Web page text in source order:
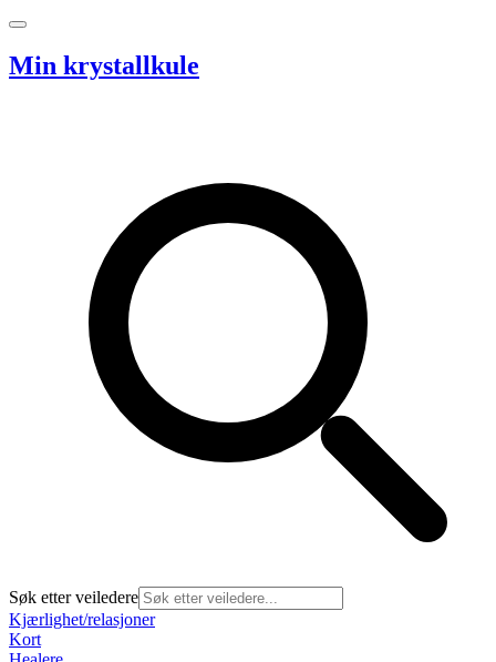
Hopp til innhold
Min krystallkule
Søk etter veiledere
Kjærlighet/relasjoner
Kort